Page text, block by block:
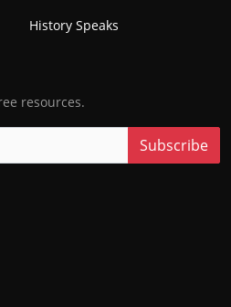
History Speaks
resources.
Subscribe